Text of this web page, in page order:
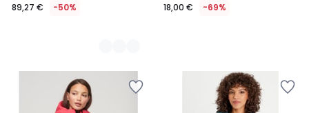
89,27 € -50% 18,00 € -69%